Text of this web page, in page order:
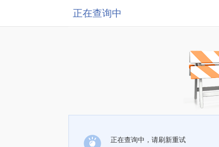
正在查询中
正在查询中，请刷新重试